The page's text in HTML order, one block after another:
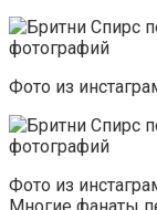
Фото из
Фото из